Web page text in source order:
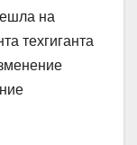
на
техгиганта